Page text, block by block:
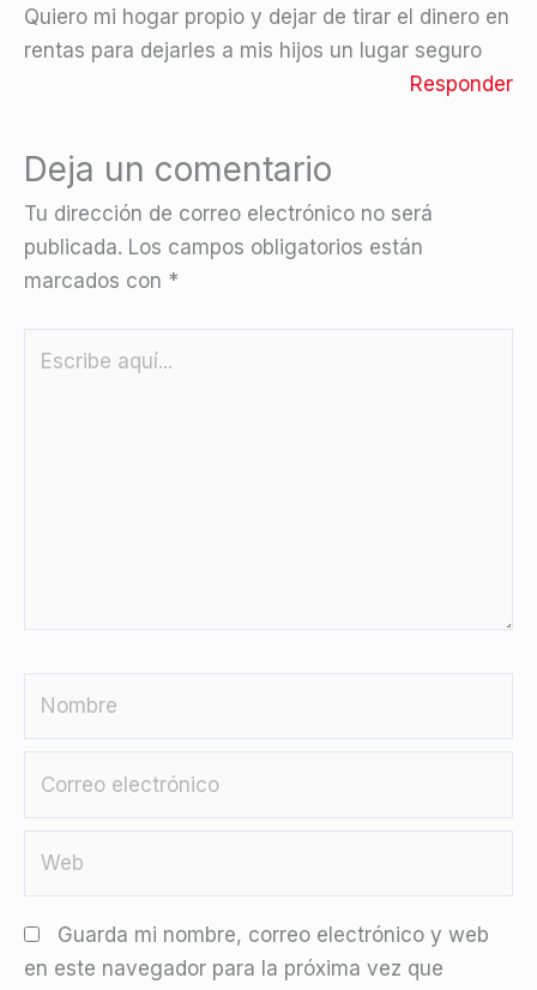
Quiero mi hogar propio y dejar de tirar el dinero en
rentas para dejarles a mis hijos un lugar seguro
Responder
Deja un comentario
Tu dirección de correo electrónico no será
publicada. Los campos obligatorios están
marcados con *
Guarda mi nombre, correo electrónico y web
en este navegador para la próxima vez que